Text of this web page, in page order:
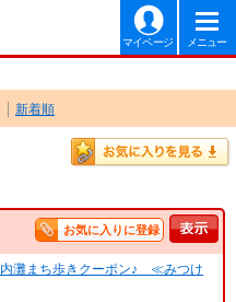
マイページ メニュー
新着順
お気に入りに登録
内灘まち歩きクーポン♪ ≪みつけ